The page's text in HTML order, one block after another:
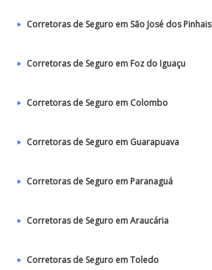
Corretoras de Seguro em São José dos Pinhais
Corretoras de Seguro em Foz do Iguaçu
Corretoras de Seguro em Colombo
Corretoras de Seguro em Guarapuava
Corretoras de Seguro em Paranaguá
Corretoras de Seguro em Araucária
Corretoras de Seguro em Toledo